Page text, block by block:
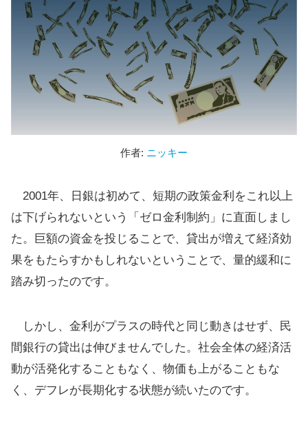
作者: ニッキー
2001年、日銀は初めて、短期の政策金利をこれ以上
は下げられないという「ゼロ金利制約」に直面しまし
た。巨額の資金を投じることで、貸出が増えて経済効
果をもたらすかもしれないということで、量的緩和に
踏み切ったのです。
しかし、金利がプラスの時代と同じ動きはせず、民
間銀行の貸出は伸びませんでした。社会全体の経済活
動が活発化することもなく、物価も上がることもな
く、デフレが長期化する状態が続いたのです。